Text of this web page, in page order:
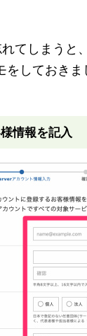
てしまうと
しておきま
情報を記入